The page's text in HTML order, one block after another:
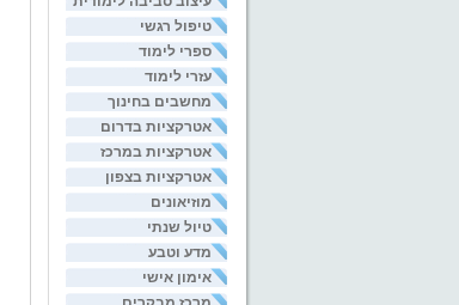
טיפול רגשי
ספרי לימוד
עזרי לימוד
מחשבים בחינוך
אטרקציות בדרום
אטרקציות במרכז
אטרקציות בצפון
מוזיאונים
טיול שנתי
מדע וטבע
אימון אישי